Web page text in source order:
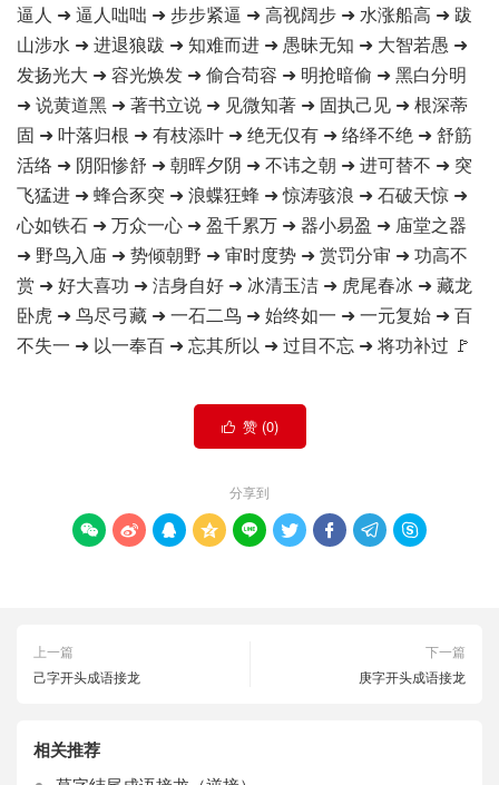
逼人 ➜ 逼人咄咄 ➜ 步步紧逼 ➜ 高视阔步 ➜ 水涨船高 ➜ 跋
山涉水 ➜ 进退狼跋 ➜ 知难而进 ➜ 愚昧无知 ➜ 大智若愚 ➜
发扬光大 ➜ 容光焕发 ➜ 偷合苟容 ➜ 明抢暗偷 ➜ 黑白分明
➜ 说黄道黑 ➜ 著书立说 ➜ 见微知著 ➜ 固执己见 ➜ 根深蒂
固 ➜ 叶落归根 ➜ 有枝添叶 ➜ 绝无仅有 ➜ 络绎不绝 ➜ 舒筋
活络 ➜ 阴阳惨舒 ➜ 朝晖夕阴 ➜ 不讳之朝 ➜ 进可替不 ➜ 突
飞猛进 ➜ 蜂合豕突 ➜ 浪蝶狂蜂 ➜ 惊涛骇浪 ➜ 石破天惊 ➜
心如铁石 ➜ 万众一心 ➜ 盈千累万 ➜ 器小易盈 ➜ 庙堂之器
➜ 野鸟入庙 ➜ 势倾朝野 ➜ 审时度势 ➜ 赏罚分审 ➜ 功高不
赏 ➜ 好大喜功 ➜ 洁身自好 ➜ 冰清玉洁 ➜ 虎尾春冰 ➜ 藏龙
卧虎 ➜ 鸟尽弓藏 ➜ 一石二鸟 ➜ 始终如一 ➜ 一元复始 ➜ 百
不失一 ➜ 以一奉百 ➜ 忘其所以 ➜ 过目不忘 ➜ 将功补过 🚩
 赞 (0)
分享到
        
上一篇
己字开头成语接龙
下一篇
庚字开头成语接龙
相关推荐